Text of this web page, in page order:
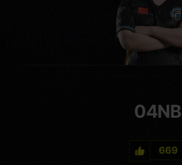
04NB
669